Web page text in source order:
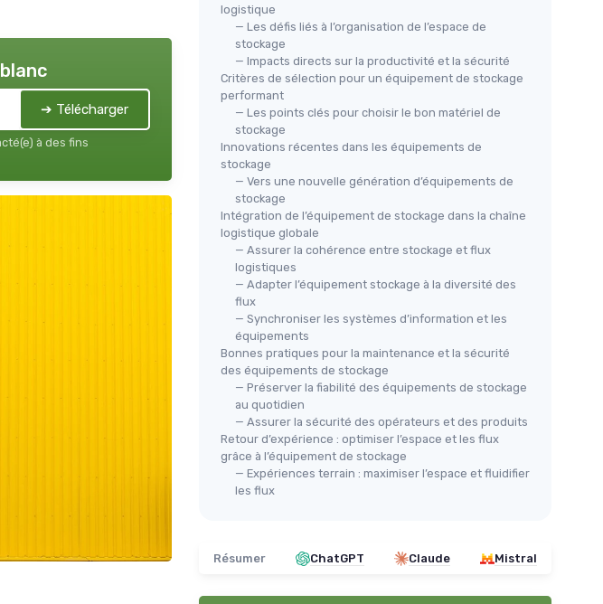
➔ Télécharger
à des fins
logistique
— Les défis liés à l’organisation de l’espace de
stockage
— Impacts directs sur la productivité et la sécurité
Critères de sélection pour un équipement de stockage
performant
— Les points clés pour choisir le bon matériel de
stockage
Innovations récentes dans les équipements de
stockage
— Vers une nouvelle génération d’équipements de
stockage
Intégration de l’équipement de stockage dans la chaîne
logistique globale
— Assurer la cohérence entre stockage et flux
logistiques
— Adapter l’équipement stockage à la diversité des
flux
— Synchroniser les systèmes d’information et les
équipements
Bonnes pratiques pour la maintenance et la sécurité
des équipements de stockage
— Préserver la fiabilité des équipements de stockage
au quotidien
— Assurer la sécurité des opérateurs et des produits
Retour d’expérience : optimiser l’espace et les flux
grâce à l’équipement de stockage
— Expériences terrain : maximiser l’espace et fluidifier
les flux
Résumer ChatGPT Claude Mistral